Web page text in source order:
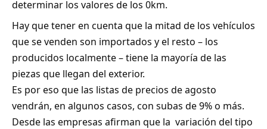
determinar los valores de los 0km.
Hay que tener en cuenta que la mitad de los vehículos
que se venden son importados y el resto – los
producidos localmente – tiene la mayoría de las
piezas que llegan del exterior.
Es por eso que las listas de precios de agosto
vendrán, en algunos casos, con subas de 9% o más.
Desde las empresas afirman que la variación del tipo